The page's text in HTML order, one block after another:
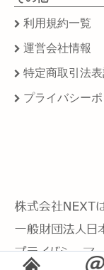
利用規約一覧
運営会社情報
特定商取引法
プライバシー